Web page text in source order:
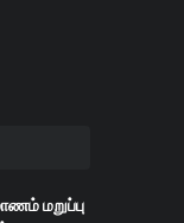
மறுப்பு